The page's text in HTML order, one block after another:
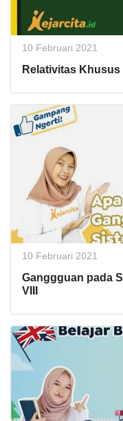
10 Februari 2021
Relativitas Khusus
10 Februari 2021
Ganggguan pada
VIII